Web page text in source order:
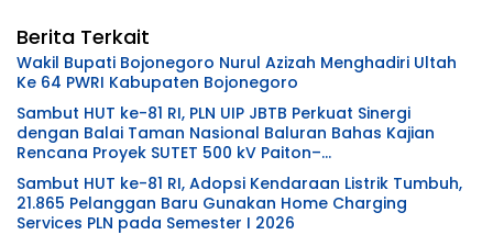
Berita Terkait
Wakil Bupati Bojonegoro Nurul Azizah Menghadiri Ultah
Ke 64 PWRI Kabupaten Bojonegoro
Sambut HUT ke-81 RI, PLN UIP JBTB Perkuat Sinergi
dengan Balai Taman Nasional Baluran Bahas Kajian
Rencana Proyek SUTET 500 kV Paiton–
Watudodol/Kalipuro
Sambut HUT ke-81 RI, Adopsi Kendaraan Listrik Tumbuh,
21.865 Pelanggan Baru Gunakan Home Charging
Services PLN pada Semester I 2026